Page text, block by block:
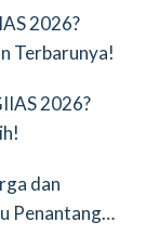
2026?
Terbarunya!
2026?
dan
Penantang